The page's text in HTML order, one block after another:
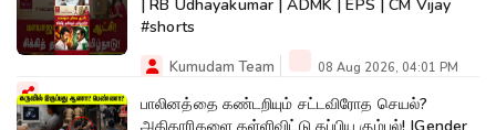
| RB Udhayakumar | ADMK | EPS | CM Vijay
#shorts
Kumudam Team 08 Aug 2026, 04:01 PM
பாலினத்தை கண்டறியும் சட்டவிரோத செயல்?